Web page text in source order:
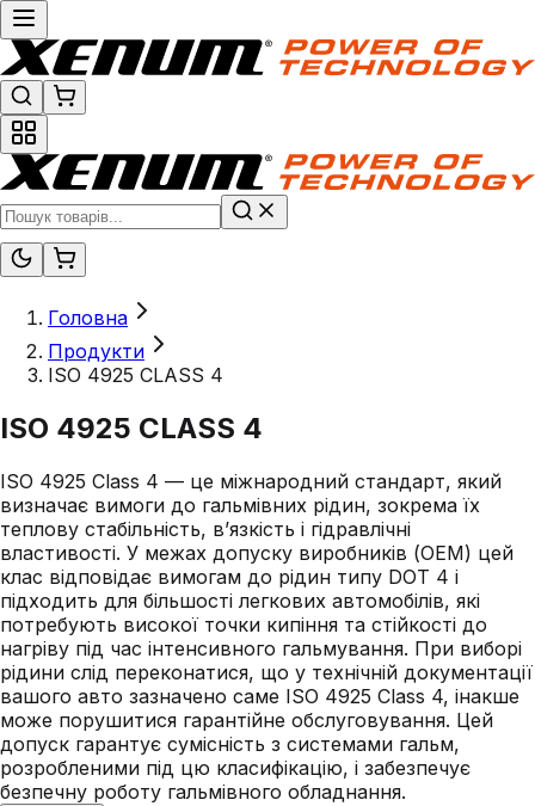
Головна
Продукти
ISO 4925 CLASS 4
ISO 4925 CLASS 4
ISO 4925 Class 4 — це міжнародний стандарт, який
визначає вимоги до гальмівних рідин, зокрема їх
теплову стабільність, в’язкість і гідравлічні
властивості. У межах допуску виробників (OEM) цей
клас відповідає вимогам до рідин типу DOT 4 і
підходить для більшості легкових автомобілів, які
потребують високої точки кипіння та стійкості до
нагріву під час інтенсивного гальмування. При виборі
рідини слід переконатися, що у технічній документації
вашого авто зазначено саме ISO 4925 Class 4, інакше
може порушитися гарантійне обслуговування. Цей
допуск гарантує сумісність з системами гальм,
розробленими під цю класифікацію, і забезпечує
безпечну роботу гальмівного обладнання.